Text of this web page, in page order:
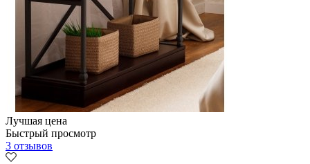
Лучшая цена
Быстрый просмотр
3 отзывов